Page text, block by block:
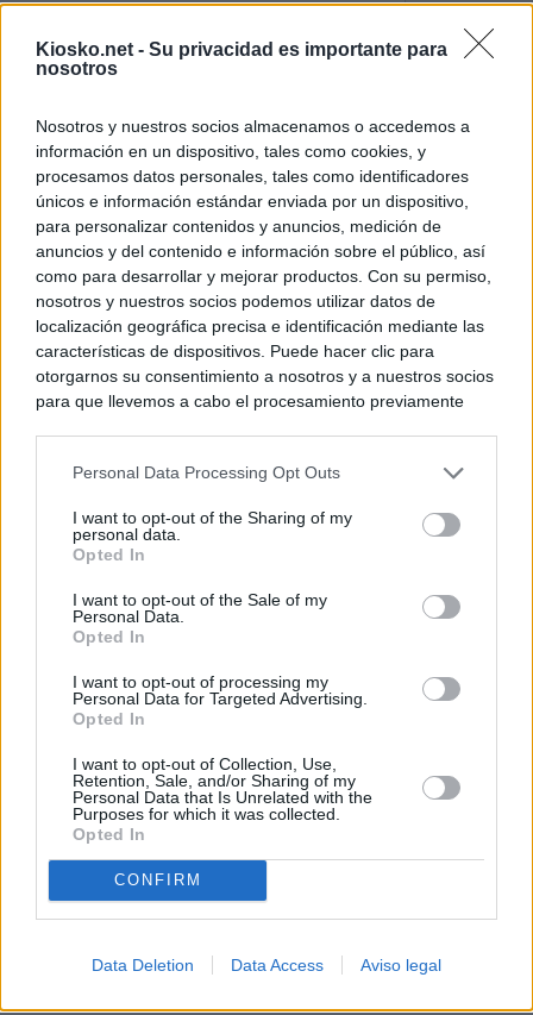
Kiosko.net - Su privacidad es importante para
nosotros
Nosotros y nuestros socios almacenamos o accedemos a
información en un dispositivo, tales como cookies, y
procesamos datos personales, tales como identificadores
únicos e información estándar enviada por un dispositivo,
para personalizar contenidos y anuncios, medición de
anuncios y del contenido e información sobre el público, así
como para desarrollar y mejorar productos. Con su permiso,
nosotros y nuestros socios podemos utilizar datos de
localización geográfica precisa e identificación mediante las
características de dispositivos. Puede hacer clic para
otorgarnos su consentimiento a nosotros y a nuestros socios
para que llevemos a cabo el procesamiento previamente
negar su consentimiento. Tenga en cuenta que algún
de su consentimiento, pero usted tiene el derecho de
rechazar tal procesamiento. Sus preferencias se aplicarán
cualquier momento entrando de nuevo en este sitio web o
visitando nuestra política de privacidad.
Personal Data Processing Opt Outs
I want to opt-out of the Sharing of my
personal data.
Opted In
I want to opt-out of the Sale of my
Personal Data.
Opted In
I want to opt-out of processing my
Personal Data for Targeted Advertising.
Opted In
I want to opt-out of Collection, Use,
Retention, Sale, and/or Sharing of my
Personal Data that Is Unrelated with the
Purposes for which it was collected.
Opted In
CONFIRM
Data Deletion Data Access Aviso legal
El uso personal
Comunidad de
de Gran Vía
logró venderlo
© Kiosko.net Aviso Legal Privacidad y Cookies